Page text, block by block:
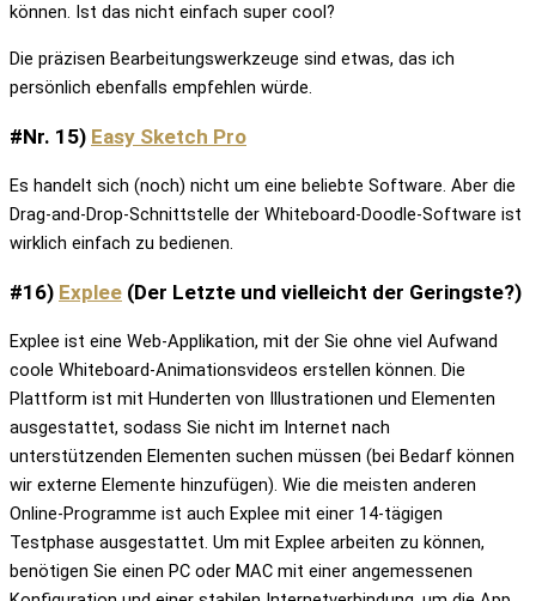
können. Ist das nicht einfach super cool?
Die präzisen Bearbeitungswerkzeuge sind etwas, das ich
persönlich ebenfalls empfehlen würde.
#Nr. 15) Easy Sketch Pro
Es handelt sich (noch) nicht um eine beliebte Software. Aber die
Drag-and-Drop-Schnittstelle der Whiteboard-Doodle-Software ist
wirklich einfach zu bedienen.
#16) Explee (Der Letzte und vielleicht der Geringste?)
Explee ist eine Web-Applikation, mit der Sie ohne viel Aufwand
coole Whiteboard-Animationsvideos erstellen können. Die
Plattform ist mit Hunderten von Illustrationen und Elementen
ausgestattet, sodass Sie nicht im Internet nach
unterstützenden Elementen suchen müssen (bei Bedarf können
wir externe Elemente hinzufügen). Wie die meisten anderen
Online-Programme ist auch Explee mit einer 14-tägigen
Testphase ausgestattet. Um mit Explee arbeiten zu können,
benötigen Sie einen PC oder MAC mit einer angemessenen